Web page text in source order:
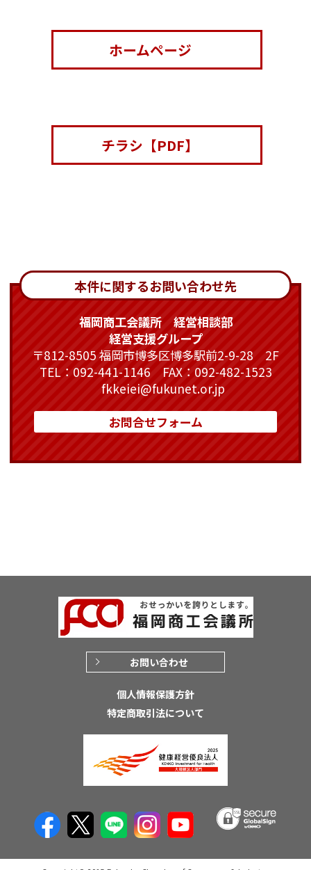
ホームページ
チラシ【PDF】
本件に関するお問い合わせ先
福岡商工会議所 経営相談部
経営支援グループ
〒812-8505 福岡市博多区博多駅前2-9-28 2F
TEL：092-441-1146 FAX：092-482-1523
fkkeiei@fukunet.or.jp
お問合せフォーム
お問い合わせ
個人情報保護方針
特定商取引法について